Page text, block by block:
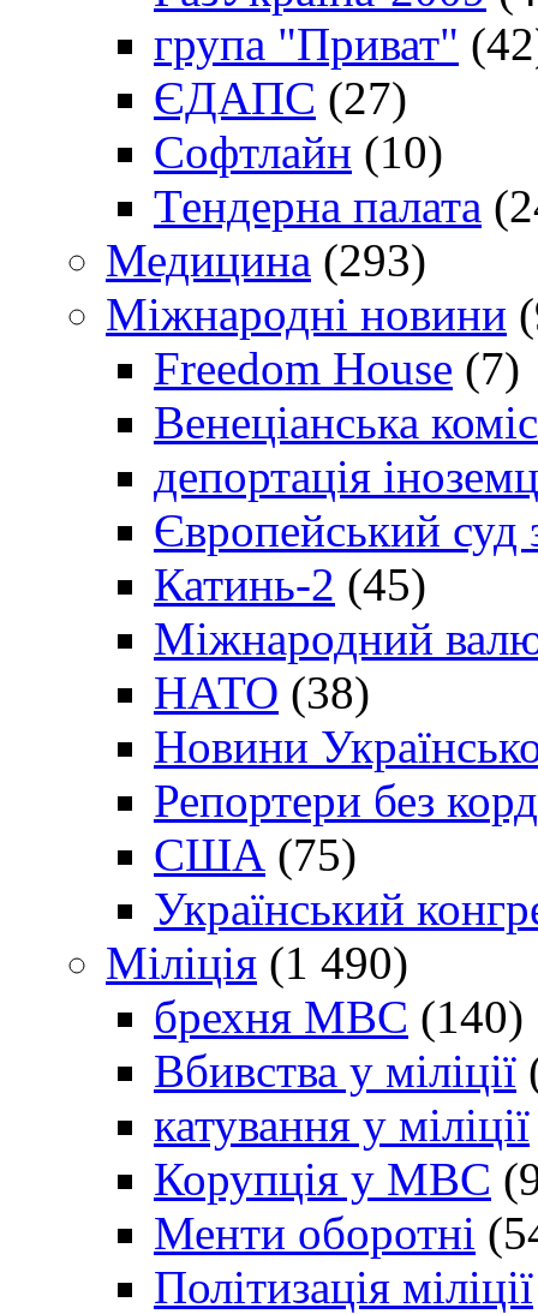
група "Приват"
ЄДАПС (27)
Софтлайн (10)
Тендерна палата
Медицина (293)
Міжнародні новини
Freedom House (7)
Венеціанська
депортація
Європейський
Катинь-2 (45)
Міжнародний
НАТО (38)
Новини
Репортери без
США (75)
Український
Міліція (1 490)
брехня МВС (140)
Вбивства у міліції
катування у міліції
Корупція у МВС
Менти оборотні
Політизація міліції